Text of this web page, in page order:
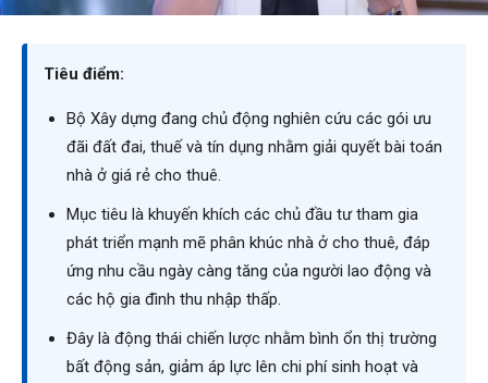
Tiêu điểm:
Bộ Xây dựng đang chủ động nghiên cứu các gói ưu
đãi đất đai, thuế và tín dụng nhằm giải quyết bài toán
nhà ở giá rẻ cho thuê.
Mục tiêu là khuyến khích các chủ đầu tư tham gia
phát triển mạnh mẽ phân khúc nhà ở cho thuê, đáp
ứng nhu cầu ngày càng tăng của người lao động và
các hộ gia đình thu nhập thấp.
Đây là động thái chiến lược nhằm bình ổn thị trường
bất động sản, giảm áp lực lên chi phí sinh hoạt và